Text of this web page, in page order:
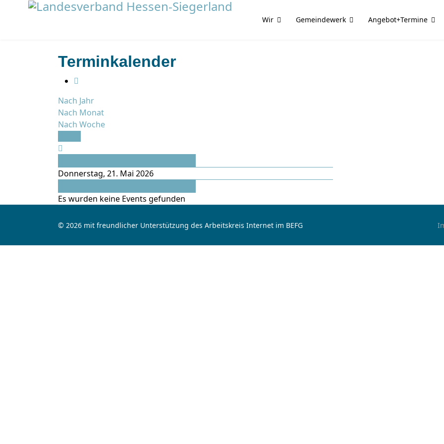
Wir Gemeindewerk Angebot+Termine
Terminkalender
Nach Jahr
Nach Monat
Nach Woche
Donnerstag, 21. Mai 2026
Es wurden keine Events gefunden
© 2026 mit freundlicher Unterstützung des Arbeitskreis Internet im BEFG